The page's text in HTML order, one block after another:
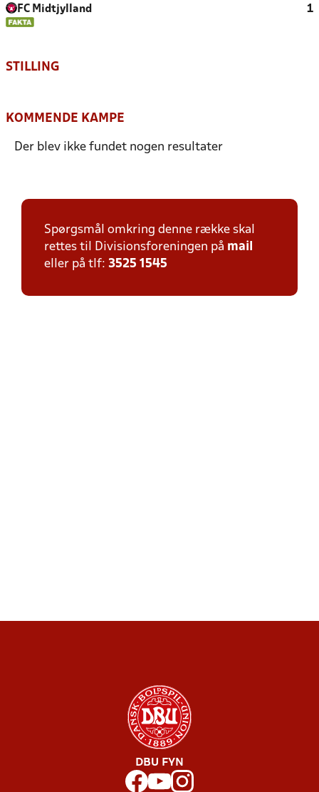
FC Midtjylland
1
STILLING
KOMMENDE KAMPE
Der blev ikke fundet nogen resultater
Spørgsmål omkring denne række skal
rettes til Divisionsforeningen på mail
eller på tlf: 3525 1545
DBU FYN